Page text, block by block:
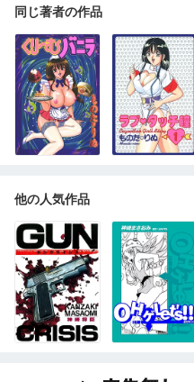
同じ著者の作品
他の人気作品